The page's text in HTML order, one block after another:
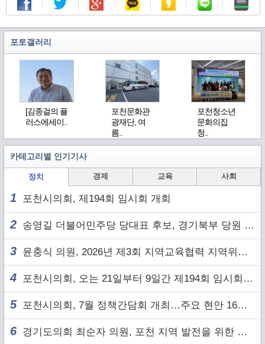
포토갤러리
[김종걸의 플
러스에세이..
포천문화관
광재단, 여
름..
포천청소년
문화의집
청..
카테고리별 인기기사
정치 경제 교육 사회
1 포천시의회, 제194회 임시회 개회
2 송영길 더불어민주당 당대표 후보, 경기북부 당원 및 2030 세대와 ‘소통 행보’
3 윤충식 의원, 2026년 제3회 지역교육협력 지역위원회 주재
4 포천시의회, 오는 21일부터 9일간 제194회 임시회 개회
5 포천시의회, 7월 정책간담회 개최…주요 현안 16건 점검
6 경기도의회 최순자 의원, 포천 지역 발전을 위한 정담회 개최